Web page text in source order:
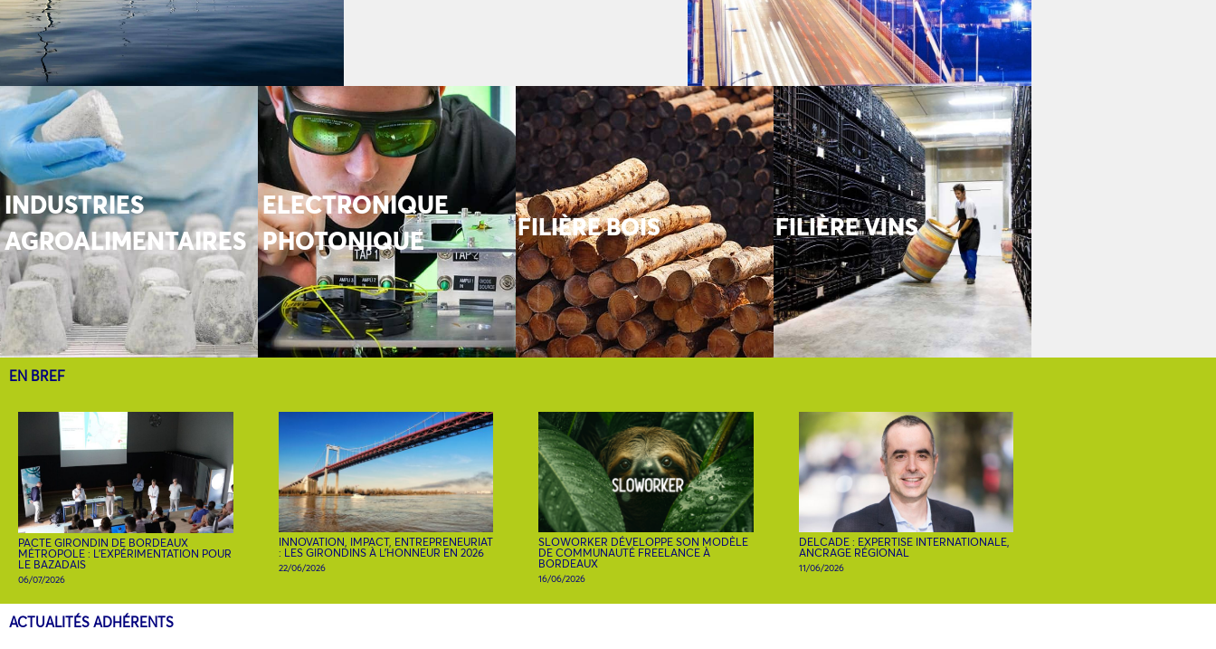
INDUSTRIES
AGROALIMENTAIRES
ELECTRONIQUE
PHOTONIQUE
FILIÈRE BOIS FILIÈRE VINS
EN BREF
PACTE GIRONDIN DE BORDEAUX
MÉTROPOLE : L’EXPÉRIMENTATION POUR
LE BAZADAIS
06/07/2026
INNOVATION, IMPACT, ENTREPRENEURIAT
: LES GIRONDINS À L’HONNEUR EN 2026
22/06/2026
SLOWORKER DÉVELOPPE SON MODÈLE
DE COMMUNAUTÉ FREELANCE À
BORDEAUX
16/06/2026
DELCADE : EXPERTISE INTERNATIONALE,
ANCRAGE RÉGIONAL
11/06/2026
ACTUALITÉS ADHÉRENTS